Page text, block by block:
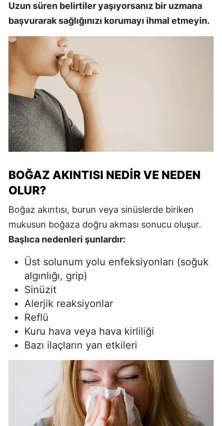
Uzun süren belirtiler yaşıyorsanız bir uzmana
başvurarak sağlığınızı korumayı ihmal etmeyin.
BOĞAZ AKINTISI NEDIR VE NEDEN
OLUR?
Boğaz akıntısı, burun veya sinüslerde biriken
mukusun boğaza doğru akması sonucu oluşur.
Başlıca nedenleri şunlardır:
Üst solunum yolu enfeksiyonları (soğuk
algınlığı, grip)
Sinüzit
Alerjik reaksiyonlar
Reflü
Kuru hava veya hava kirliliği
Bazı ilaçların yan etkileri